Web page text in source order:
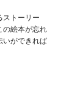
ストーリー
の絵本が忘れ
いができれば